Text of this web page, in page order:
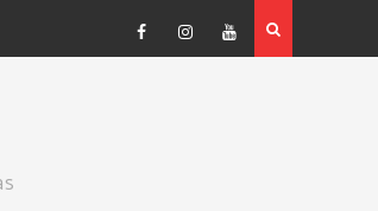
KIVI UN PUTUKRĒJUMA PILDĪJUMU.
FacebookInstagram
Youtube